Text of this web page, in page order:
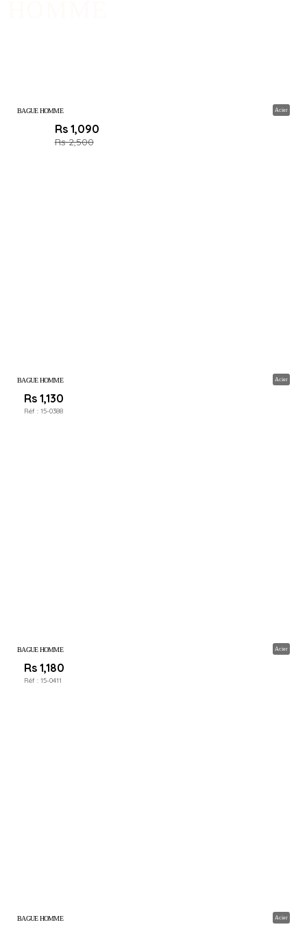
Acier
BAGUE HOMME
Rs 1,090
Rs 2,500
Acier
BAGUE HOMME
Rs 1,130
Réf : 15-0388
Acier
BAGUE HOMME
Rs 1,180
Réf : 15-0411
Acier
BAGUE HOMME